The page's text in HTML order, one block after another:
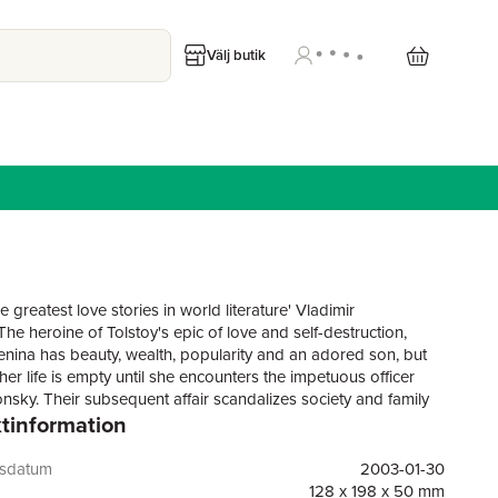
Välj butik
greatest love stories in world literature' Vladimir
heroine of Tolstoy's epic of love and self-destruction,
has beauty, wealth, popularity and an adored son, but
life is empty until she encounters the impetuous officer
Their subsequent affair scandalizes society and family
jealousy and bitterness in its wake. Contrasting with
and a meaning to his life - and also a self-portrait of
This award-winning translation has been acclaimed as
2003-01-30
128 x 198 x 50 mm